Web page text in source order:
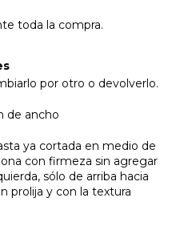
toda la compra.
por otro o devolverlo.
de ancho
ya cortada en medio de
con firmeza sin agregar
sólo de arriba hacia
prolija y con la textura